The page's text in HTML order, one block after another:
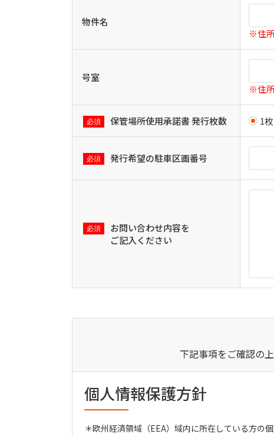
物件名
※住
号室
※住
保管場所使用承諾書 発行枚数 1枚
発行希望の駐車区画番号
お問い合わせ内容を
ご記入ください
下記事項をご確認の
個人情報保護方針
＊欧州経済領域（EEA）域内に所在している方の